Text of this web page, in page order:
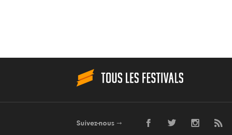
Suivez-nous →